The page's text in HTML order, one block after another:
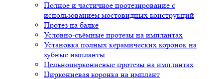
Полное и частичное протезирование с
использованием мостовидных конструкций
Протез на балке
Условно-съёмные протезы на имплантах
Установка полных керамических коронок на
зубные импланты
Цельноциркониевые протезы на имплантах
Циркониевая коронка на имплант